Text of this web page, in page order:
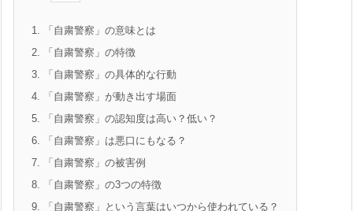
1. 「自粛警察」の意味とは
2. 「自粛警察」の特徴
3. 「自粛警察」の具体的な行動
4. 「自粛警察」が動き出す場面
5. 「自粛警察」の認知度は高い？低い？
6. 「自粛警察」は悪口にもなる？
7. 「自粛警察」の被害例
8. 「自粛警察」の3つの特徴
9. 「自粛警察」という言葉はいつから使われている？